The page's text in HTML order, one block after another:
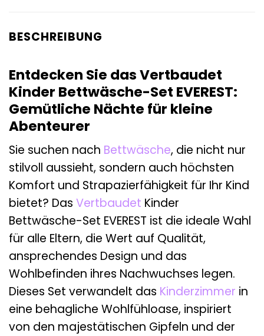
BESCHREIBUNG
Entdecken Sie das Vertbaudet
Kinder Bettwäsche-Set EVEREST:
Gemütliche Nächte für kleine
Abenteurer
Sie suchen nach Bettwäsche, die nicht nur
stilvoll aussieht, sondern auch höchsten
Komfort und Strapazierfähigkeit für Ihr Kind
bietet? Das Vertbaudet Kinder
Bettwäsche-Set EVEREST ist die ideale Wahl
für alle Eltern, die Wert auf Qualität,
ansprechendes Design und das
Wohlbefinden ihres Nachwuchses legen.
Dieses Set verwandelt das Kinderzimmer in
eine behagliche Wohlfühloase, inspiriert
von den majestätischen Gipfeln und der